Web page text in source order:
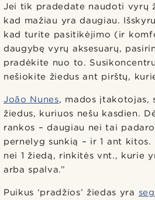
Jei tik pradedate naudoti vyrų
kad mažiau yra daugiau.
kad turite pasitikėjimo (ir
daugybę vyrų aksesuarų,
pradėkite nuo to.
nešiokite žiedus ant pirštų,
João Nunes, mados įtakotojas,
žiedus, kuriuos nešu kasdien.
rankos – daugiau nei tai
pernelyg sunkią – ir 1 ant
nei 1 žiedą, rinkitės vnt., kurie
arba spalva.”
Puikus ‘pradžios’ žiedas yra